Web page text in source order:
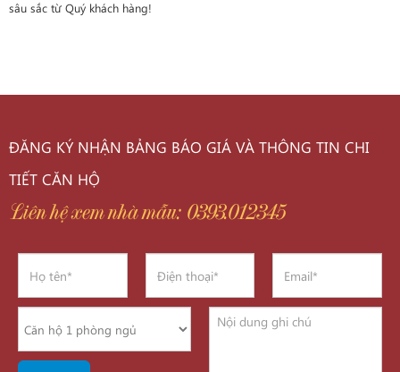
sâu sắc từ Quý khách hàng!
ĐĂNG KÝ NHẬN BẢNG BÁO GIÁ VÀ THÔNG TIN CHI
TIẾT CĂN HỘ
Liên hệ xem nhà mẫu: 0393.012345